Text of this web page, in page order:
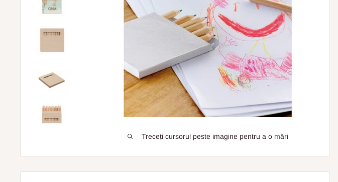
Treceți cursorul peste imagine pentru a o mări